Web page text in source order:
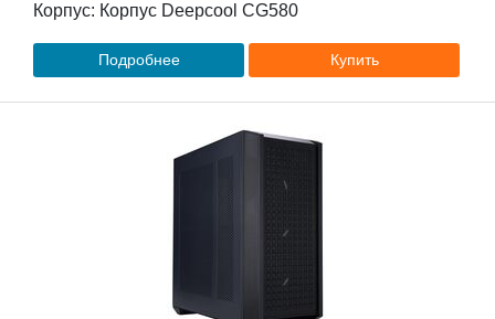
Корпус: Корпус Deepcool CG580
Подробнее Купить